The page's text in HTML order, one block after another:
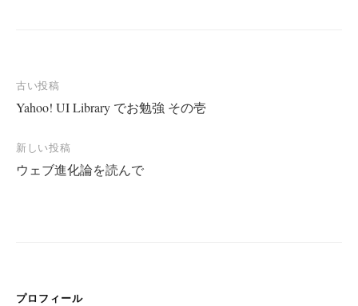
投
稿
ナ
ビ
ゲ
古い投稿
Yahoo! UI Library でお勉強 その壱
新しい投稿
ウェブ進化論を読んで
プロフィール